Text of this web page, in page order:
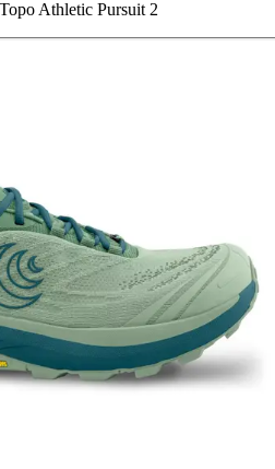
Athletic Pursuit 2